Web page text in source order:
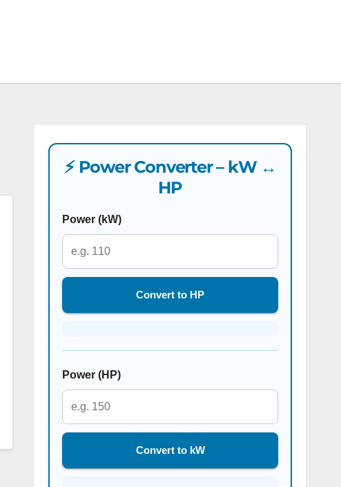
⚡ Power Converter – kW ↔
HP
Power (kW)
Convert to HP
Power (HP)
Convert to kW